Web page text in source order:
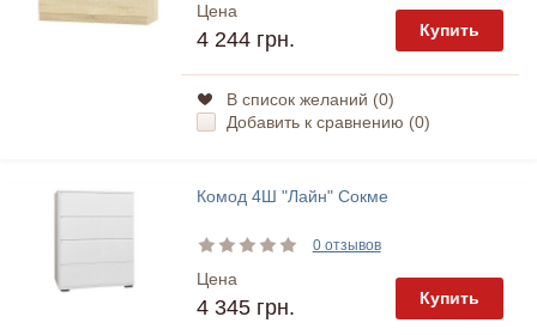
Цена
4 244 грн. Купить
В список желаний (0)
Добавить к сравнению (0)
Комод 4Ш "Лайн" Сокме
0 отзывов
Цена
4 345 грн. Купить